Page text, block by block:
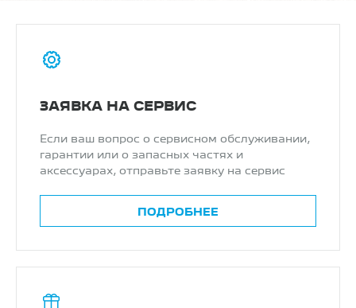
ЗАЯВКА НА СЕРВИС
Если ваш вопрос о сервисном обслуживании,
гарантии или о запасных частях и
аксессуарах, отправьте заявку на сервис
ПОДРОБНЕЕ